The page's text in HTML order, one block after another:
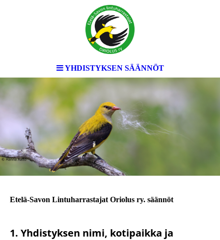
YHDISTYKSEN SÄÄNNÖT
Etelä-Savon Lintuharrastajat Oriolus ry. säännöt
1. Yhdistyksen nimi, kotipaikka ja